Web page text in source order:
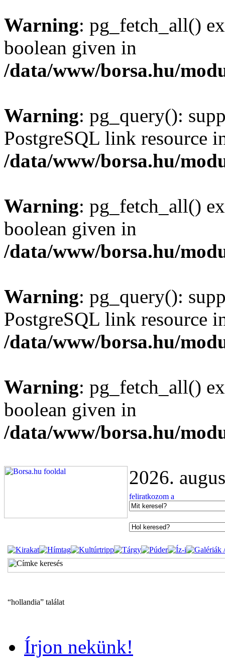
Warning: pg_fetch_all()
boolean given in
/data/www/borsa.hu/
Warning: pg_query():
PostgreSQL link resource
/data/www/borsa.hu/
Warning: pg_fetch_all()
boolean given in
/data/www/borsa.hu/
Warning: pg_query():
PostgreSQL link resource
/data/www/borsa.hu/
Warning: pg_fetch_all()
boolean given in
/data/www/borsa.hu/
2026.
“hollandia” találat
Írjon nekünk!